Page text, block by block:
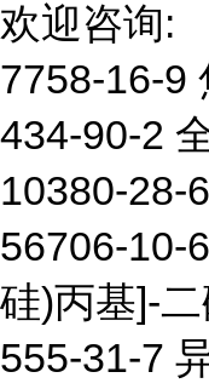
欢迎咨询:
7758-16-9
434-90-2
10380-28-
56706-10-
硅)丙基]-
555-31-7